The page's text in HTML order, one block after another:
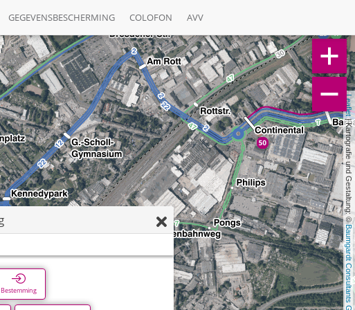
GEGEVENSBESCHERMING COLOFON AVV
Leaflet
| Kartografie und Gestaltung: ©
Baumgardt Consultants GbR
Bestemming